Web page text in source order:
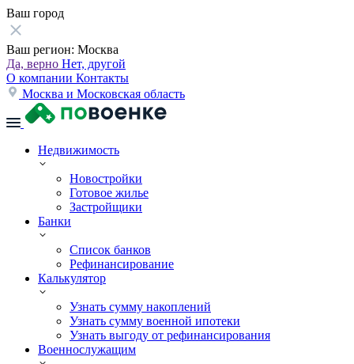
Ваш город
Ваш регион: Москва
Да, верно Нет, другой
О компании Контакты
Москва и Московская область
Недвижимость
Новостройки
Готовое жилье
Застройщики
Банки
Список банков
Рефинансирование
Калькулятор
Узнать сумму накоплений
Узнать сумму военной ипотеки
Узнать выгоду от рефинансирования
Военнослужащим